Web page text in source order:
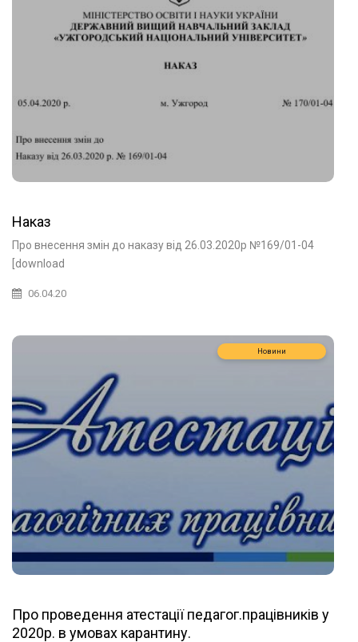
Наказ
Про внесення змін до наказу від 26.03.2020р №169/01-04
[download
06.04.20
Новини
Про проведення атестації педагог.працівників у
2020р. в умовах карантину.